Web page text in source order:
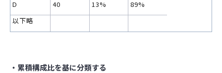
D
40 13%
89%
以下略
・累積構成比を基に分類する